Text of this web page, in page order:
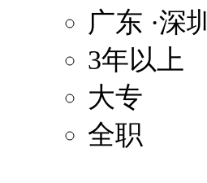
广东 ·深圳
3年以上
大专
全职